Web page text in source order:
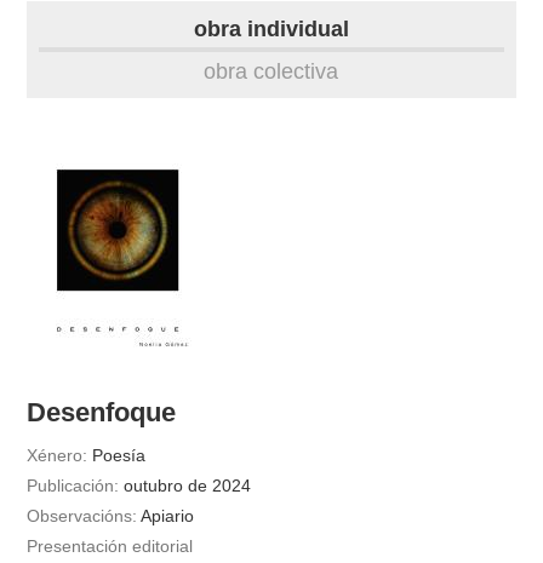
videoteca
outros docs
obra individual
obra colectiva
Desenfoque
Xénero: Poesía
Publicación: outubro de 2024
Observacións: Apiario
Presentación editorial